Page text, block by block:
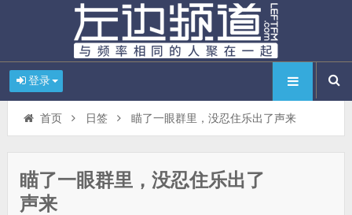
登录
首页 日签 瞄了一眼群里，没忍住乐出了声来
瞄了一眼群里，没忍住乐出了
声来